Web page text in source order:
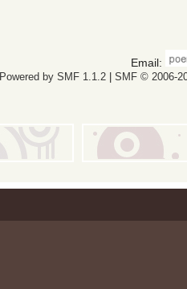
Email:
Powered by SMF 1.1.2| SMF © 2006-